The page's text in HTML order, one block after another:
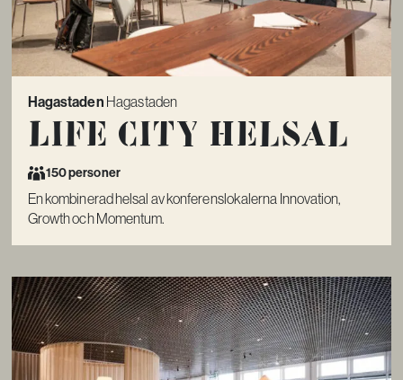
Hagastaden Hagastaden
Life City Helsal
150 personer
En kombinerad helsal av konferenslokalerna Innovation,
Growth och Momentum.